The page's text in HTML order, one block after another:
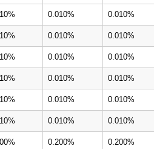
0.010% 0.010%
0.010% 0.010%
0.010% 0.010%
0.010% 0.010%
0.010% 0.010%
0.010% 0.010%
0.200% 0.200%